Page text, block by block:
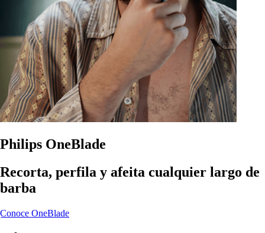
Philips OneBlade
Recorta, perfila y afeita cualquier largo de
barba
Conoce OneBlade